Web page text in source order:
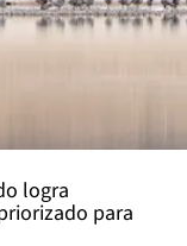
logra
para